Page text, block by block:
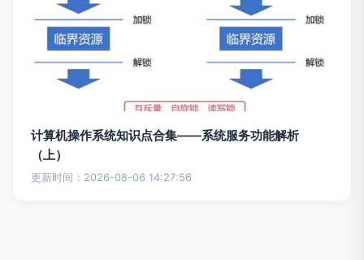
计算机操作系统知识点合集——系统服务功能解析
（上）
更新时间：2026-08-06 14:27:56